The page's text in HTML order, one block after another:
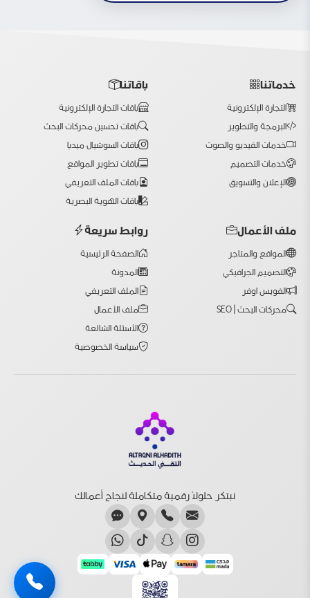
خدماتنا
التجارة الإلكترونية
البرمجة والتطوير
خدمات الفيديو والصوت
خدمات التصميم
الإعلان والتسويق
باقاتنا
باقات التجارة الإلكترونية
باقات تحسين محركات البحث
باقات السوشيال ميديا
باقات تطوير المواقع
باقات الملف التعريفي
باقات الهوية البصرية
ملف الأعمال
المواقع والمتاجر
التصميم الجرافيكي
الفويس اوفر
محركات البحث | SEO
روابط سريعة
الصفحة الرئيسية
المدونة
الملف التعريفي
ملف الأعمال
الأسئلة الشائعة
سياسة الخصوصية
نبتكر حلولاً رقمية متكاملة لنجاح أعمالك